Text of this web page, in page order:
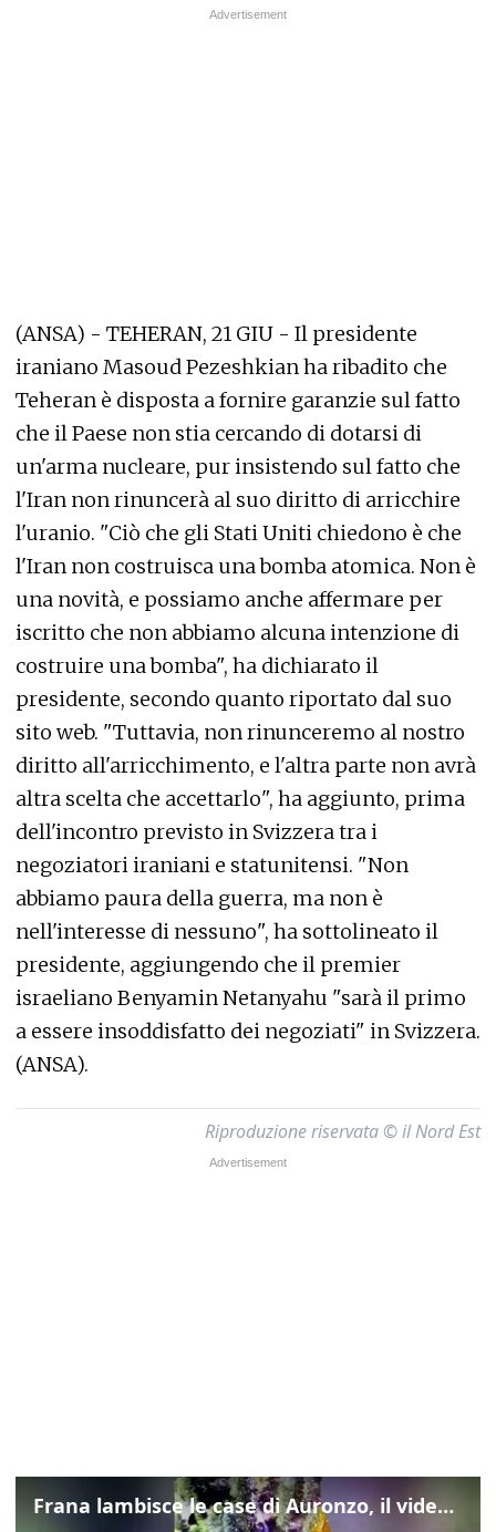
(ANSA) - TEHERAN, 21 GIU - Il presidente
iraniano Masoud Pezeshkian ha ribadito che
Teheran è disposta a fornire garanzie sul fatto
che il Paese non stia cercando di dotarsi di
un'arma nucleare, pur insistendo sul fatto che
l'Iran non rinuncerà al suo diritto di arricchire
l'uranio. "Ciò che gli Stati Uniti chiedono è che
l'Iran non costruisca una bomba atomica. Non è
una novità, e possiamo anche affermare per
iscritto che non abbiamo alcuna intenzione di
costruire una bomba", ha dichiarato il
presidente, secondo quanto riportato dal suo
sito web. "Tuttavia, non rinunceremo al nostro
diritto all'arricchimento, e l'altra parte non avrà
altra scelta che accettarlo", ha aggiunto, prima
dell'incontro previsto in Svizzera tra i
negoziatori iraniani e statunitensi. "Non
abbiamo paura della guerra, ma non è
nell'interesse di nessuno", ha sottolineato il
presidente, aggiungendo che il premier
israeliano Benyamin Netanyahu "sarà il primo
a essere insoddisfatto dei negoziati" in Svizzera.
(ANSA).
Riproduzione riservata © il Nord Est
Frana lambisce le case di Auronzo, il video dall'elicottero dei vigili del fuoco